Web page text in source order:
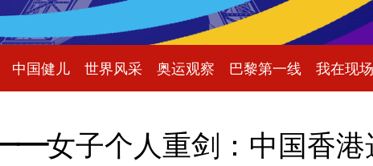
中国健儿 世界风采 奥运观察 巴黎第一线 我在现场
女子个人重剑：中国香港